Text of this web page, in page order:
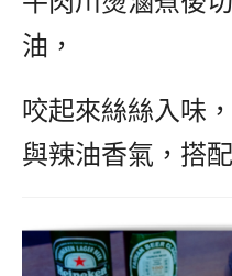
油，
咬起來絲絲入味
與辣油香氣，搭